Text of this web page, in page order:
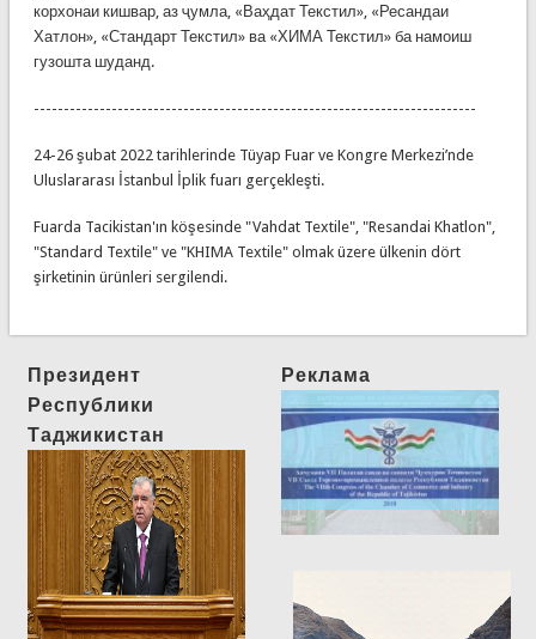
корхонаи кишвар, аз ҷумла, «Ваҳдат Текстил», «Ресандаи
Хатлон», «Стандарт Текстил» ва «ХИМА Текстил» ба намоиш
гузошта шуданд.
--------------------------------------------------------------------------
24-26 şubat 2022 tarihlerinde Tüyap Fuar ve Kongre Merkezi’nde
Uluslararası İstanbul İplik fuarı gerçekleşti.
Fuarda Tacikistan'ın köşesinde "Vahdat Textile", "Resandai Khatlon",
"Standard Textile" ve "KHIMA Textile" olmak üzere ülkenin dört
şirketinin ürünleri sergilendi.
Президент
Республики
Таджикистан
Реклама